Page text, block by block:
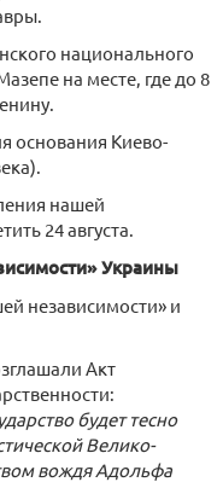
национального
на месте, где до 8
основания Киево-
нашей
24 августа.
Украины
независимости» и
Акт
будет тесно
Велико-
вождя Адольфа